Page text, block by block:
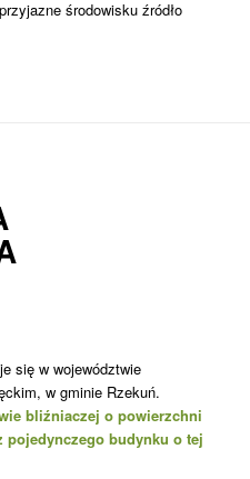
środowisku źródło
się w województwie
w gminie Rzekuń.
bliźniaczej o powierzchni
pojedynczego budynku o tej